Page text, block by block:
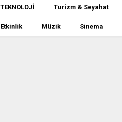
TEKNOLOJİ Turizm & Seyahat
Etkinlik Müzik Sinema